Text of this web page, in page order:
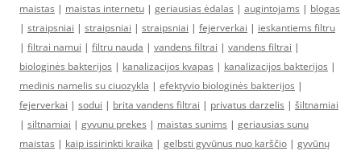
maistas | maistas internetu | geriausias ėdalas | augintojams | blogas
| straipsniai | straipsniai | straipsniai | fejerverkai | ieskantiems filtru
| filtrai namui | filtru nauda | vandens filtrai | vandens filtrai |
biologinės bakterijos | kanalizacijos kvapas | kanalizacijos bakterijos |
medinis namelis su ciuozykla | efektyvio biologinės bakterijos |
fejerverkai | sodui | brita vandens filtrai | privatus darzelis | šiltnamiai
| siltnamiai | gyvunu prekes | maistas sunims | geriausias sunu
maistas | kaip issirinkti kraika | gelbsti gyvūnus nuo karščio | gyvūnų